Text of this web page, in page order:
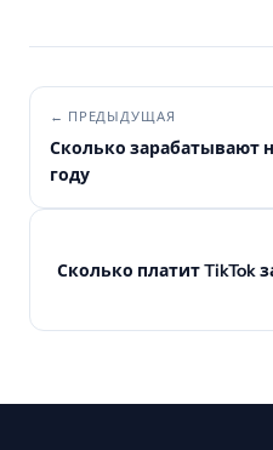
← ПРЕДЫДУЩАЯ
Сколько зарабатывают
году
Сколько платит TikTok